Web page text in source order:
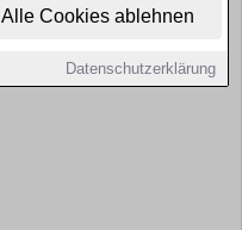
Alle Cookies ablehnen
Datenschutzerklärung